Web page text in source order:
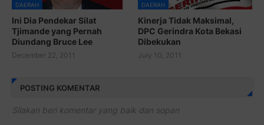
DAERAH
Ini Dia Pendekar Silat
Tjimande yang Pernah
Diundang Bruce Lee
December 22, 2011
DAERAH
Kinerja Tidak Maksimal,
DPC Gerindra Kota Bekasi
Dibekukan
July 10, 2011
POSTING KOMENTAR
Silakan beri komentar yang baik dan sopan